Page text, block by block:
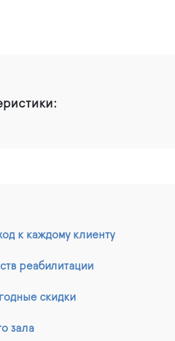
к каждому клиенту
реабилитации
скидки
зала